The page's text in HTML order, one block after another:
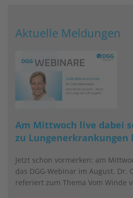
Aktuelle Meldungen
Am Mittwoch live dabei
zu Lungenerkrankungen
Jetzt schon vormerken: am
das DGG-Webinar im August. Dr.
referiert zum Thema Vom Winde